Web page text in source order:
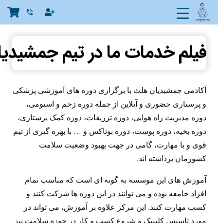
phone_in_talk
فیلم خدمات ما در تیم
آکادمی جمشیدیان هلث با برگزاری دوره های آموزشی پزشکی
و پرستاری حضوری و آنلاین از جمله دوره زخم و استومی،
دوره مدیریت راه هوایی، دوره تزریقات، دوره کمک پرستاری،
دوره بخیه، دوره پوست، دوره بوتاکس و … با بهره گیری از تیم
قوی و با مهارت، گامی در جهت بهبود وضعیت سلامت
کشورمان برداشته اند.
آموزش های این موسسه به گونه ای است که مناسب تمام
افراد جامعه بوده و می توانند در این دوره ها شرکت کنند و
کسب مهارت کنند. این مرکز علاوه بر آموزش، می تواند در
مورد تاسیس کلینیک و شروع کسب و کار در حوزه سلامت نیز